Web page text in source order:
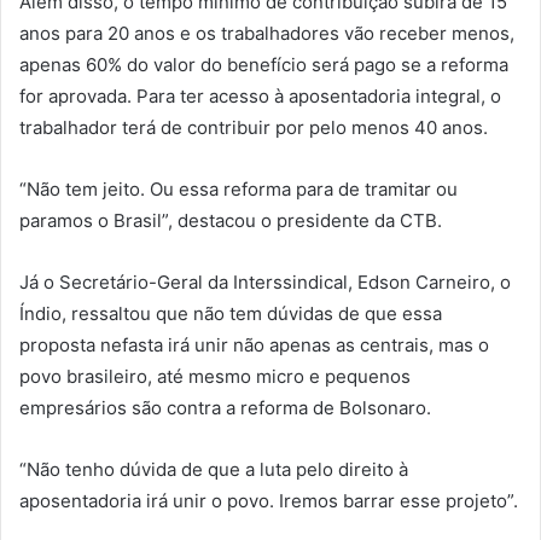
anos para 20 anos e os trabalhadores vão receber menos,
apenas 60% do valor do benefício será pago se a reforma
for aprovada. Para ter acesso à aposentadoria integral, o
trabalhador terá de contribuir por pelo menos 40 anos.
“Não tem jeito. Ou essa reforma para de tramitar ou
paramos o Brasil”, destacou o presidente da CTB.
Já o Secretário-Geral da Interssindical, Edson Carneiro, o
Índio, ressaltou que não tem dúvidas de que essa
proposta nefasta irá unir não apenas as centrais, mas o
povo brasileiro, até mesmo micro e pequenos
empresários são contra a reforma de Bolsonaro.
“Não tenho dúvida de que a luta pelo direito à
aposentadoria irá unir o povo. Iremos barrar esse projeto”.